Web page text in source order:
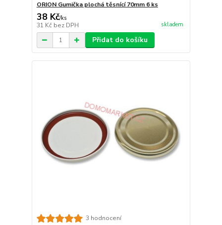
ORION Gumička plochá těsnící 70mm 6 ks
38 Kč/ks
31 Kč bez DPH skladem
Přidat do košíku
3 hodnocení